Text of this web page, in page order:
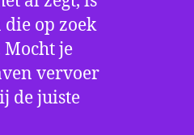
op zoek
je
vervoer
de juiste